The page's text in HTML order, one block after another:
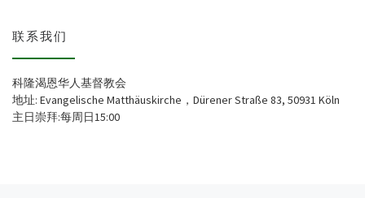
联系我们
科隆渴恩华人基督教会
地址: Evangelische Matthäuskirche，Dürener Straße 83, 50931 Köln
主日崇拜:每周日15:00